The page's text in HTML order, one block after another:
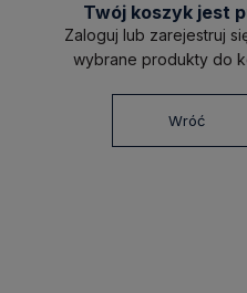
Twój koszyk jest
Zaloguj lub zarejestruj
wybrane produkty do
Wróć